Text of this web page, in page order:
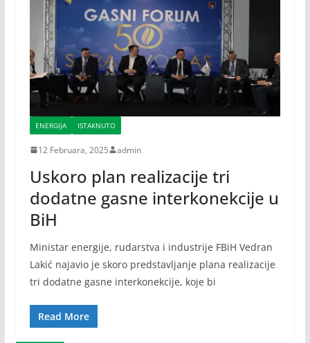
ENERGIJA ISTAKNUTO
12 Februara, 2025 admin
Uskoro plan realizacije tri
dodatne gasne interkonekcije u
BiH
Ministar energije, rudarstva i industrije FBiH Vedran
Lakić najavio je skoro predstavljanje plana realizacije
tri dodatne gasne interkonekcije, koje bi
Read More